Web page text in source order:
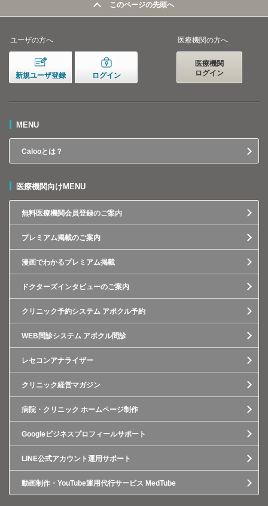
このページの先頭へ
ユーザの方へ
新規ユーザ登録 ログイン
医療機関の方へ
医療機関
ログイン
MENU
Calooとは？
医療機関向けMENU
無料医療機関会員登録のご案内
プレミアム掲載のご案内
漫画でわかるプレミアム掲載
ドクターズインタビューのご案内
クリニック予約システム アポクル予約
WEB問診システム アポクル問診
レセコンアナライザー
クリニック経営マガジン
病院・クリニック ホームページ制作
Googleビジネスプロフィールサポート
LINE公式アカウント運用サポート
動画制作・YouTube運用代行サービス MedTube